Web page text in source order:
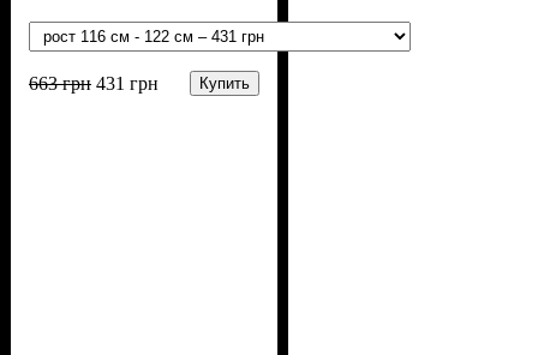
663грн 431 грн Купить